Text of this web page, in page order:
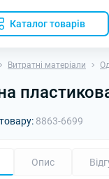
Каталог товарів
Витратні матеріали
8863-6699
Опис